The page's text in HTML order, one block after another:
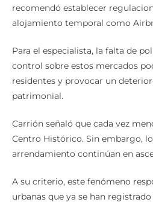
recomendó establecer
alojamiento temporal como
Para el especialista, la falta de
control sobre estos mercados
residentes y provocar un
patrimonial.
Carrión señaló que cada vez
Centro Histórico. Sin embargo,
arrendamiento continúan en
A su criterio, este fenómeno
urbanas que ya se han